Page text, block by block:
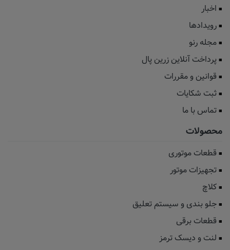
اخبار
رویدادها
مجله رنو
پرداخت آنلاین زرین پال
قوانین و مقررات
ثبت شکایات
تماس با ما
محصولات
قطعات موتوری
تجهیزات موتور
کلاچ
جلو بندی و سیستم تعلیق
قطعات برقی
لنت و دیسک ترمز